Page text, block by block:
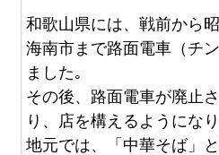
和歌山県には、戦前から
海南市まで路面電車（チ
ました｡
その後、路面電車が廃止
り、店を構えるようになり
地元では、「中華そば」